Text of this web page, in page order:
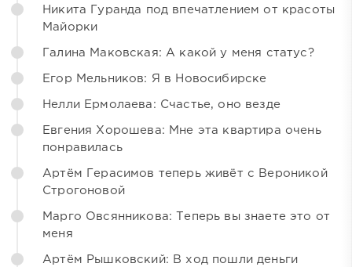
Никита Гуранда под впечатлением от красоты
Майорки
Галина Маковская: А какой у меня статус?
Егор Мельников: Я в Новосибирске
Нелли Ермолаева: Счастье, оно везде
Евгения Хорошева: Мне эта квартира очень
понравилась
Артём Герасимов теперь живёт с Вероникой
Строгоновой
Марго Овсянникова: Теперь вы знаете это от
меня
Артём Рышковский: В ход пошли деньги